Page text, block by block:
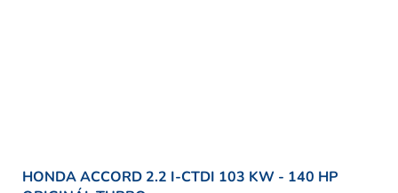
HONDA ACCORD 2.2 I-CTDI 103 KW - 140 HP